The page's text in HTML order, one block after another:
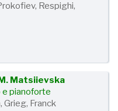
Respighi,
Matsiievska
e pianoforte
Grieg, Franck